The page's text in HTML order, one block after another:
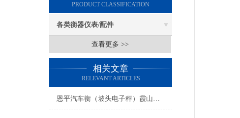
PRODUCT CLASSIFICATION
各类衡器仪表/配件
查看更多 >>
相关文章
RELEVANT ARTICLES
恩平汽车衡（坡头电子秤）霞山防爆秤）怀集便携式地磅维修